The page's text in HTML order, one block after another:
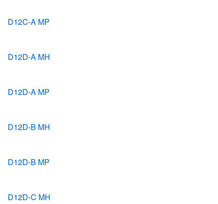
D12C-A MP
D12D-A MH
D12D-A MP
D12D-B MH
D12D-B MP
D12D-C MH